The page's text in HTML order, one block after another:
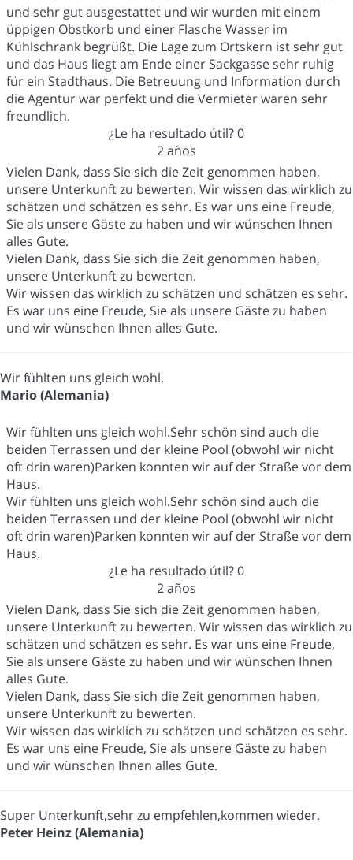
und sehr gut ausgestattet und wir wurden mit einem
üppigen Obstkorb und einer Flasche Wasser im
Kühlschrank begrüßt. Die Lage zum Ortskern ist sehr gut
und das Haus liegt am Ende einer Sackgasse sehr ruhig
für ein Stadthaus. Die Betreuung und Information durch
die Agentur war perfekt und die Vermieter waren sehr
freundlich.
¿Le ha resultado útil?0
2 años
Vielen Dank, dass Sie sich die Zeit genommen haben,
unsere Unterkunft zu bewerten. Wir wissen das wirklich zu
schätzen und schätzen es sehr. Es war uns eine Freude,
Sie als unsere Gäste zu haben und wir wünschen Ihnen
alles Gute.
Vielen Dank, dass Sie sich die Zeit genommen haben,
unsere Unterkunft zu bewerten.
Wir wissen das wirklich zu schätzen und schätzen es sehr.
Es war uns eine Freude, Sie als unsere Gäste zu haben
und wir wünschen Ihnen alles Gute.
Wir fühlten uns gleich wohl.
Mario (Alemania)
Wir fühlten uns gleich wohl.Sehr schön sind auch die
beiden Terrassen und der kleine Pool (obwohl wir nicht
oft drin waren)Parken konnten wir auf der Straße vor dem
Haus.
Wir fühlten uns gleich wohl.Sehr schön sind auch die
beiden Terrassen und der kleine Pool (obwohl wir nicht
oft drin waren)Parken konnten wir auf der Straße vor dem
Haus.
¿Le ha resultado útil?0
2 años
Vielen Dank, dass Sie sich die Zeit genommen haben,
unsere Unterkunft zu bewerten. Wir wissen das wirklich zu
schätzen und schätzen es sehr. Es war uns eine Freude,
Sie als unsere Gäste zu haben und wir wünschen Ihnen
alles Gute.
Vielen Dank, dass Sie sich die Zeit genommen haben,
unsere Unterkunft zu bewerten.
Wir wissen das wirklich zu schätzen und schätzen es sehr.
Es war uns eine Freude, Sie als unsere Gäste zu haben
und wir wünschen Ihnen alles Gute.
Super Unterkunft,sehr zu empfehlen,kommen wieder.
Peter Heinz (Alemania)